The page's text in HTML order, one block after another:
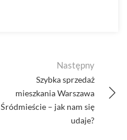
Następny
Szybka sprzedaż
mieszkania Warszawa
Śródmieście – jak nam się
udaje?